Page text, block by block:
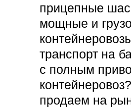
прицепные
мощные и
транспорт на
с полным
продаем на